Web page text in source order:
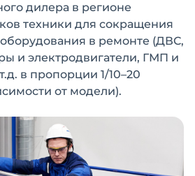
дилера в регионе
техники для сокращения
в ремонте (ДВС,
и электродвигатели, ГМП и
в пропорции 1/10–20
от модели).